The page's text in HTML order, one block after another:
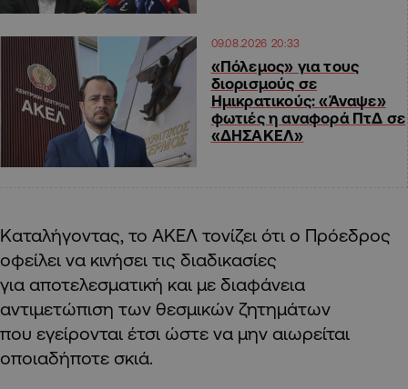
09.08.2026 20:33
«Πόλεμος» για τους
διορισμούς σε
Ημικρατικούς: «Άναψε»
φωτιές η αναφορά ΠτΔ σε
«ΔΗΣΑΚΕΛ»
Καταλήγοντας, το ΑΚΕΛ τονίζει ότι ο Πρόεδρος
οφείλει να κινήσει τις διαδικασίες
για αποτελεσματική και με διαφάνεια
αντιμετώπιση των θεσμικών ζητημάτων
που εγείρονται έτσι ώστε να μην αιωρείται
οποιαδήποτε σκιά.